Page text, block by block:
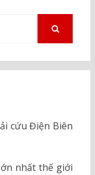
cứu Điện Biên
nhất thế giới